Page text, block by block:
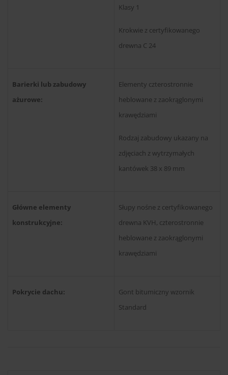
Klasy 1
Krokwie z certyfikowanego
drewna C 24
Barierki lub zabudowy
ażurowe:
Elementy czterostronnie
heblowane z zaokrąglonymi
krawędziami
Rodzaj zabudowy ukazany na
zdjęciach z wytrzymałych
kantówek 38 x 89 mm
Główne elementy
konstrukcyjne:
Słupy nośne z certyfikowanego
drewna KVH, czterostronnie
heblowane z zaokrąglonymi
krawędziami
Pokrycie dachu:
Gont bitumiczny wzornik
Standard